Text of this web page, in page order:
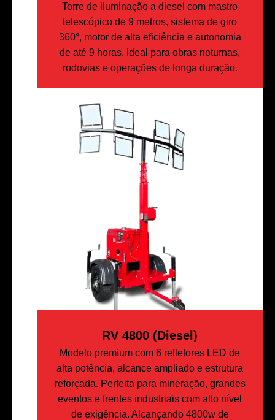
Torre de iluminação a diesel com mastro
telescópico de 9 metros, sistema de giro
360°, motor de alta eficiência e autonomia
de até 9 horas. Ideal para obras noturnas,
rodovias e operações de longa duração.
RV 4800 (Diesel)
Modelo premium com 6 refletores LED de
alta potência, alcance ampliado e estrutura
reforçada. Perfeita para mineração, grandes
eventos e frentes industriais com alto nível
de exigência. Alcançando 4800w de